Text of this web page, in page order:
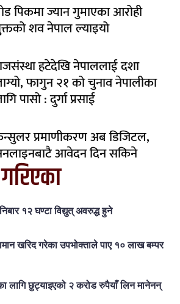
पिकमा ज्यान गुमाएका आरोही
शव नेपाल ल्याइयो
हटेदेखि नेपाललाई दशा
फागुन २१ को चुनाव नेपालीका
पासो : दुर्गा प्रसाई
प्रमाणीकरण अब डिजिटल,
आवेदन दिन सकिने
१२ घण्टा विद्युत् अवरुद्ध हुने
खरिद गरेका उपभोक्ताले पाए १० लाख बम्पर
लागि छुट्याइएको २ करोड रुपैयाँ लिन मानेनन्